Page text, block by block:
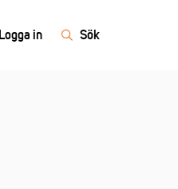
Logga in Sök